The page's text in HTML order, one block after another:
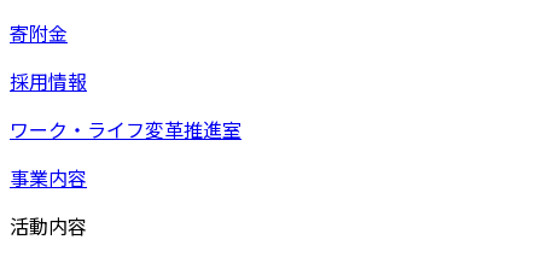
寄附金
採用情報
ワーク・ライフ変革推進室
事業内容
活動内容